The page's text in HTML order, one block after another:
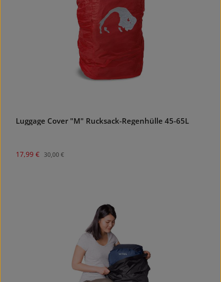
Luggage Cover "M" Rucksack-Regenhülle 45-65L
Verkaufspreis:
17,99 € Regulärer Preis:
30,00 €